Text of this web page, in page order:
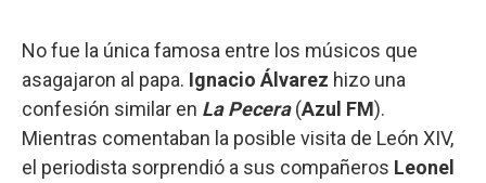
No fue la única famosa entre los músicos que
asagajaron al papa. Ignacio Álvarez hizo una
confesión similar en La Pecera(Azul FM).
Mientras comentaban la posible visita de León XIV,
el periodista sorprendió a sus compañeros Leonel